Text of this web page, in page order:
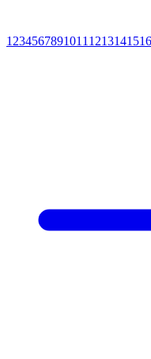
1 234567891011 1213141516